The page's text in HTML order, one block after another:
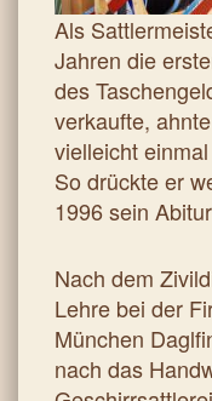
Als
Jahren die
des
verkaufte,
vielleicht
So drückte er
1996 sein
Nach dem
Lehre bei der
München
nach das